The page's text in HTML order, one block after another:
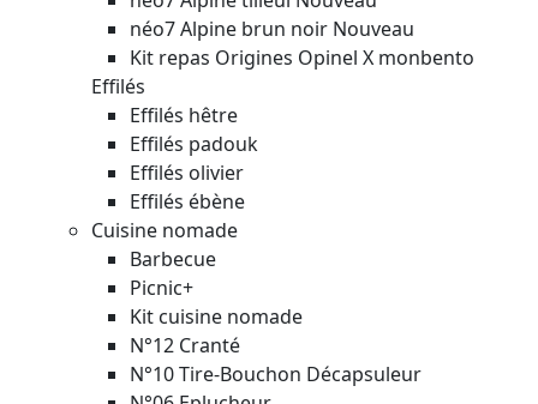
néo7 Alpine brun noir Nouveau
Kit repas Origines Opinel X monbento
Effilés
Effilés hêtre
Effilés padouk
Effilés olivier
Effilés ébène
Cuisine nomade
Barbecue
Picnic+
Kit cuisine nomade
N°12 Cranté
N°10 Tire-Bouchon Décapsuleur